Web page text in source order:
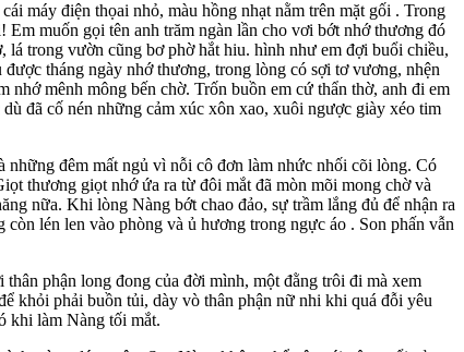
máy điện thọai nhỏ, màu hồng nhạt nằm trên mặt gối . Trong
muốn gọi tên anh trăm ngàn lần cho vơi bớt nhớ thương đó
trong vườn cũng bơ phờ hắt hiu. hình như em đợi buổi chiều,
tháng ngày nhớ thương, trong lòng có sợi tơ vương, nhện
mênh mông bến chờ. Trốn buồn em cứ thẩn thờ, anh đi em
đã cố nén những cảm xúc xôn xao, xuôi ngược giày xéo tim
đêm mất ngủ vì nỗi cô đơn làm nhức nhối cõi lòng. Có
thương giọt nhớ ứa ra từ đôi mắt đã mòn mõi mong chờ và
nữa. Khi lòng Nàng bớt chao đảo, sự trầm lắng đủ để nhận ra
lén len vào phòng và ủ hương trong ngực áo . Son phấn vẫn
phận long đong của đời mình, một đằng trôi đi mà xem
khỏi phải buồn tủi, dày vò thân phận nữ nhi khi quá đỗi yêu
khi làm Nàng tối mắt.